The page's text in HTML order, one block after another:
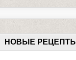
НОВЫЕ РЕЦЕПТЫ